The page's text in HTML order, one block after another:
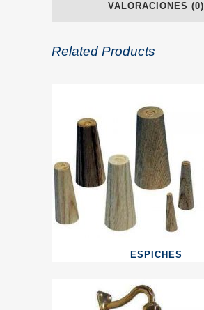
VALORACIONES (0)
Related Products
ESPICHES